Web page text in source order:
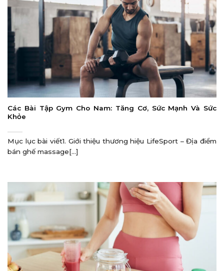
Các Bài Tập Gym Cho Nam: Tăng Cơ, Sức Mạnh Và Sức
Khỏe
Mục lục bài viết1. Giới thiệu thương hiệu LifeSport – Địa điểm
bán ghế massage[...]